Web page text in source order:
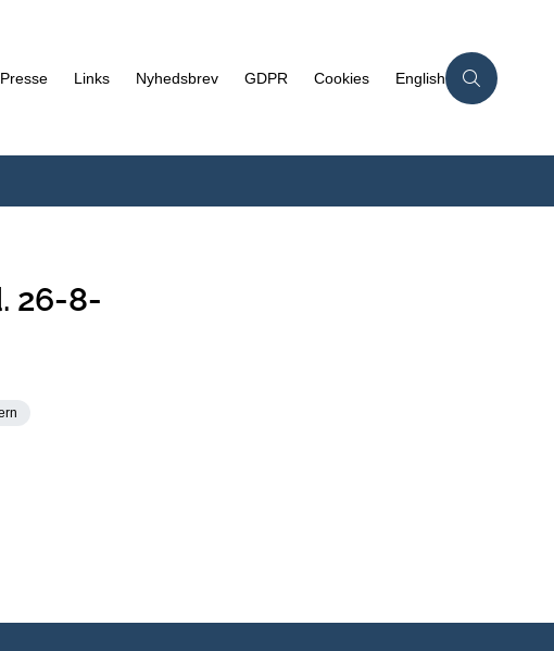
Presse Links Nyhedsbrev GDPR Cookies English
26-8-